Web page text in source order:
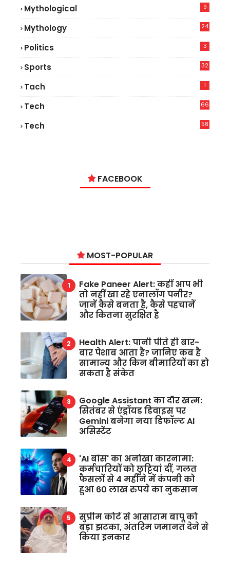
Mythological 9
Mythology 24
Politics 3
Sports 32
Tach 1
Tech
66
Tech
58
FACEBOOK
MOST-POPULAR
Fake Paneer Alert: कहीं आप भी
तो नहीं खा रहे एनालॉग पनीर?
जानें कैसे बनता है, कैसे पहचानें
और कितना सुरक्षित है
Health Alert: पानी पीते ही बार-
बार पेशाब आता है? जानिए कब है
सामान्य और किन बीमारियों का हो
सकता है संकेत
Google Assistant का दौर खत्म:
सितंबर से एंड्रॉयड डिवाइस पर
Gemini बनेगा नया डिफॉल्ट AI
असिस्टेंट
'AI बॉस' का अनोखा कारनामा:
कर्मचारियों को छुट्टियां दीं, गलत
फैसलों से 4 महीने में कंपनी को
हुआ 60 लाख रुपये का नुकसान
सुप्रीम कोर्ट से आसाराम बापू को
बड़ा झटका, अंतरिम जमानत देने से
किया इनकार